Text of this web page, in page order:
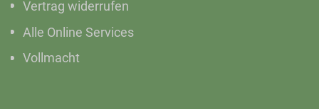
Vertrag widerrufen
Alle Online Services
Vollmacht